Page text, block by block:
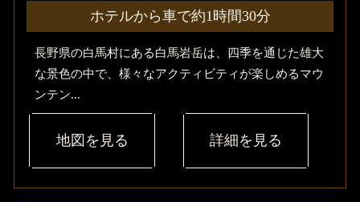
ホテルから車で約1時間30分
長野県の白馬村にある白馬岩岳は、四季を通じた雄大
な景色の中で、様々なアクティビティが楽しめるマウ
ンテン...
地図を見る 詳細を見る